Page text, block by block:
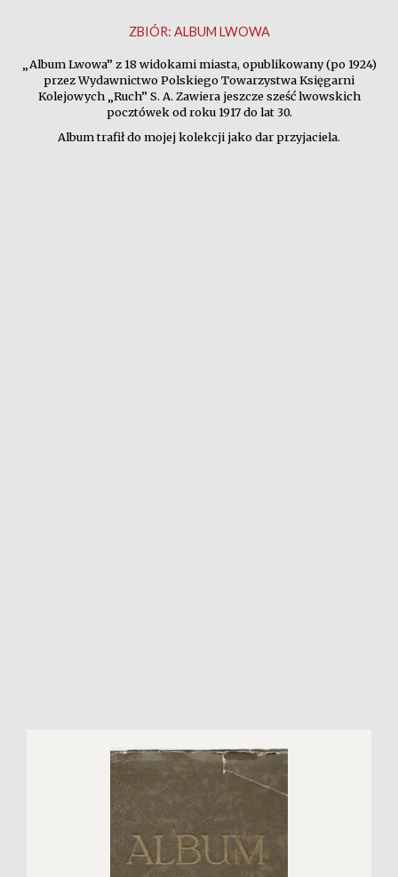
ZBIÓR: ALBUM LWOWA
„Album Lwowa” z 18 widokami miasta, opublikowany (po 1924)
przez Wydawnictwo Polskiego Towarzystwa Księgarni
Kolejowych „Ruch” S. A. Zawiera jeszcze sześć lwowskich
pocztówek od roku 1917 do lat 30.
Album trafił do mojej kolekcji jako dar przyjaciela.